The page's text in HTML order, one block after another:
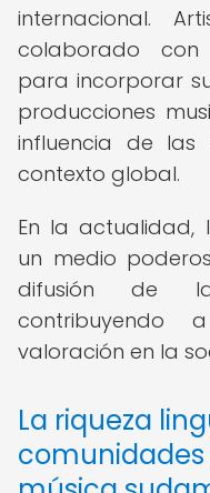
internacional.
colaborado con
para incorporar
producciones
influencia de las
contexto global.
En la actualidad,
un medio
difusión de
contribuyendo
valoración en la
La riqueza